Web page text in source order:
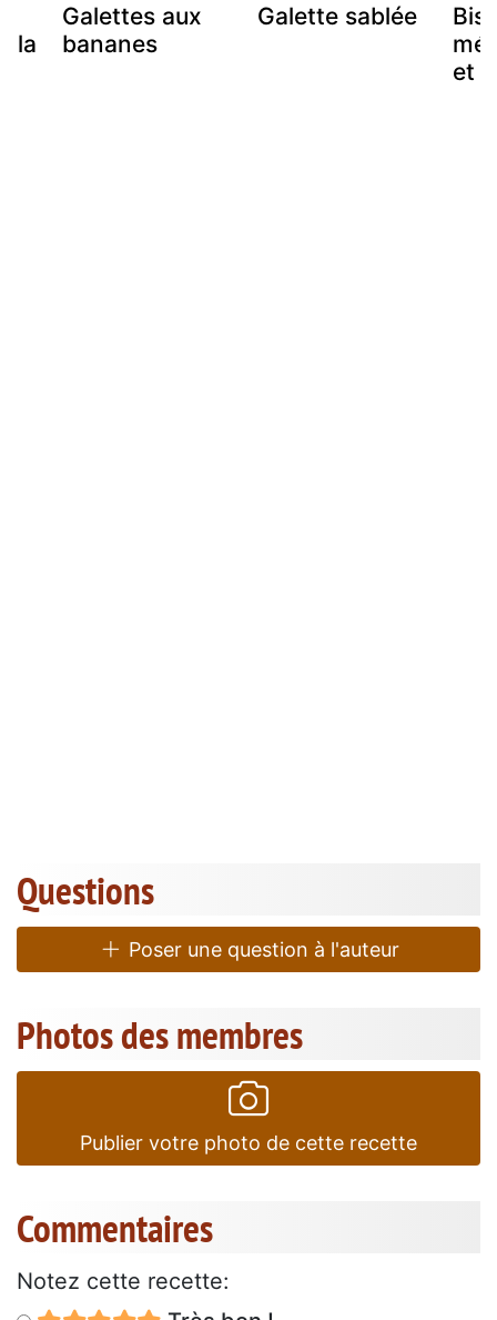
la
Galettes aux
bananes
Galette sablée
et
Questions
Poser une question à l'auteur
Photos des membres
Publier votre photo de cette recette
Commentaires
Notez cette recette: